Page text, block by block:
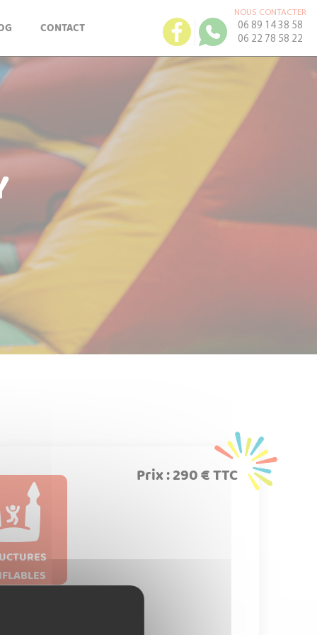
CONTACT
NOUS CONTACTER
06 89 14 38 58
06 22 78 58 22
Prix : 290 € TTC